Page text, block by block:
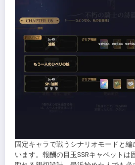
固定キャラで戦うシナリオモードと編
います。報酬の目玉SSRキャペットは